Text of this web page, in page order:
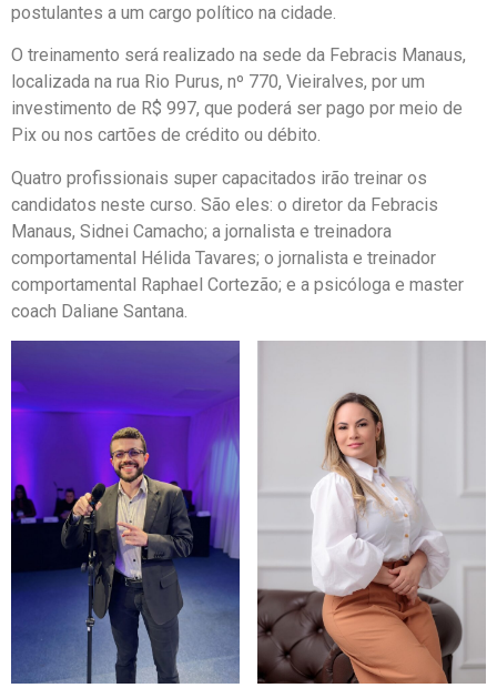
postulantes a um cargo político na cidade.
O treinamento será realizado na sede da Febracis Manaus,
localizada na rua Rio Purus, nº 770, Vieiralves, por um
investimento de R$ 997, que poderá ser pago por meio de
Pix ou nos cartões de crédito ou débito.
Quatro profissionais super capacitados irão treinar os
candidatos neste curso. São eles: o diretor da Febracis
Manaus, Sidnei Camacho; a jornalista e treinadora
comportamental Hélida Tavares; o jornalista e treinador
comportamental Raphael Cortezão; e a psicóloga e master
coach Daliane Santana.